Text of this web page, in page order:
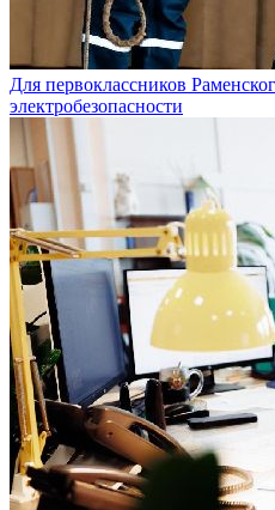
Для первоклассников
электробезопасности